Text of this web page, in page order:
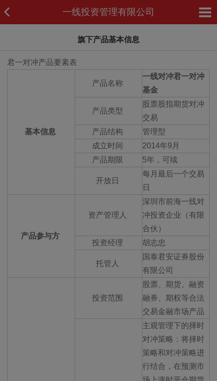
一线投资管理有限公司
旗下产品基本信息
君一对冲产品要素表
基本信息
产品名称
一线对冲君一对冲
基金
产品类型
股票股指期货对冲
交易
产品结构
管理型
成立时间
2014年9月
产品期限
5年，可续
开放日
每月最后一个交易
日
产品参与方
资产管理人
深圳市前海一线对
冲投资企业（有限
合伙）
投资经理
胡志忠
托管人
国泰君安证券股份
有限公司
投资范围
股票、期货、融资
融券、期权等合法
交易金融市场产品
主观管理下的择时
对冲策略：将择时
策略和对冲策略进
行结合，在预测市